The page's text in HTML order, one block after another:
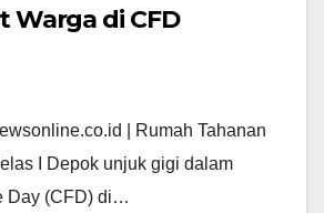
Warga di CFD
| Rumah Tahanan
I Depok unjuk gigi dalam
Day (CFD) di…